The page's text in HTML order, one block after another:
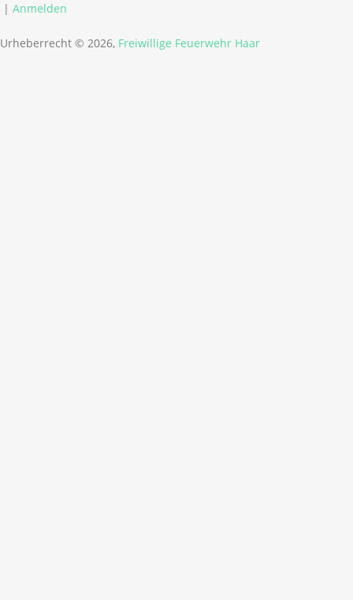
| Anmelden
Urheberrecht © 2026, Freiwillige Feuerwehr Haar